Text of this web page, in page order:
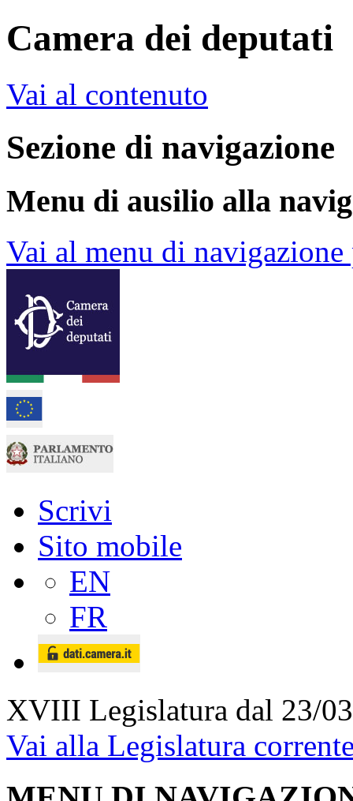
Camera dei deputati
Vai al contenuto
Sezione di navigazione
Menu di ausilio alla
Vai al menu di
Scrivi
Sito mobile
EN
FR
XVIII Legislatura dal 23/
Vai alla Legislatura